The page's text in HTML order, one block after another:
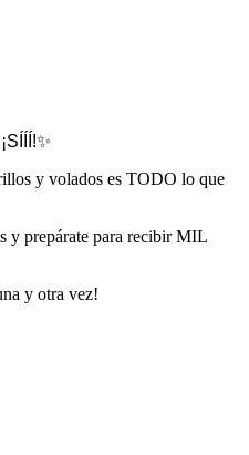
y volados es TODO lo que
y prepárate para recibir MIL
y otra vez!